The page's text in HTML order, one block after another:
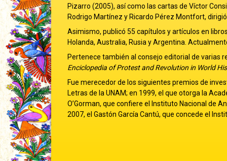
Pizarro (2005), así como las cartas de Víctor
Rodrigo Martínez y Ricardo Pérez Montfort,
Asimismo, publicó 55 capítulos y artículos en
Holanda, Australia, Rusia y Argentina.
Pertenece también al consejo editorial de varias
Enciclopedia of Protest and Revolution in World
Fue merecedor de los siguientes premios de
Letras de la UNAM; en 1999, el que otorga la
O’Gorman, que confiere el Instituto Nacional de
2007, el Gastón García Cantú, que concede el